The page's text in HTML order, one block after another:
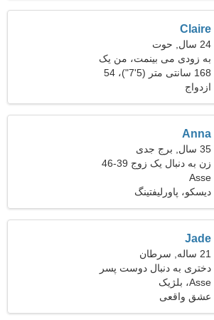
Claire
24 سال, حوت
به زودی می بینمت، من یک
زن عالی هستم
168 سانتی متر (5'7")، 54
کیلوگرم (119 پوند)
ازدواج
Anna
35 سال, برج جدی
زن به دنبال یک زوج 39-46
Asse
دیسکو، پاورلیفتینگ
Jade
21 ساله, سرطان
دختری به دنبال دوست پسر
22-32
Asse، بلژیک
عشق واقعی